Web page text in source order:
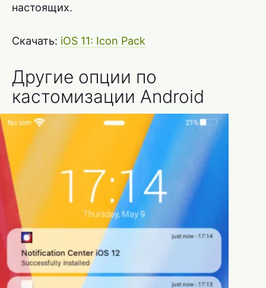
настоящих.
Скачать: iOS 11: Icon Pack
Другие опции по
кастомизации Android